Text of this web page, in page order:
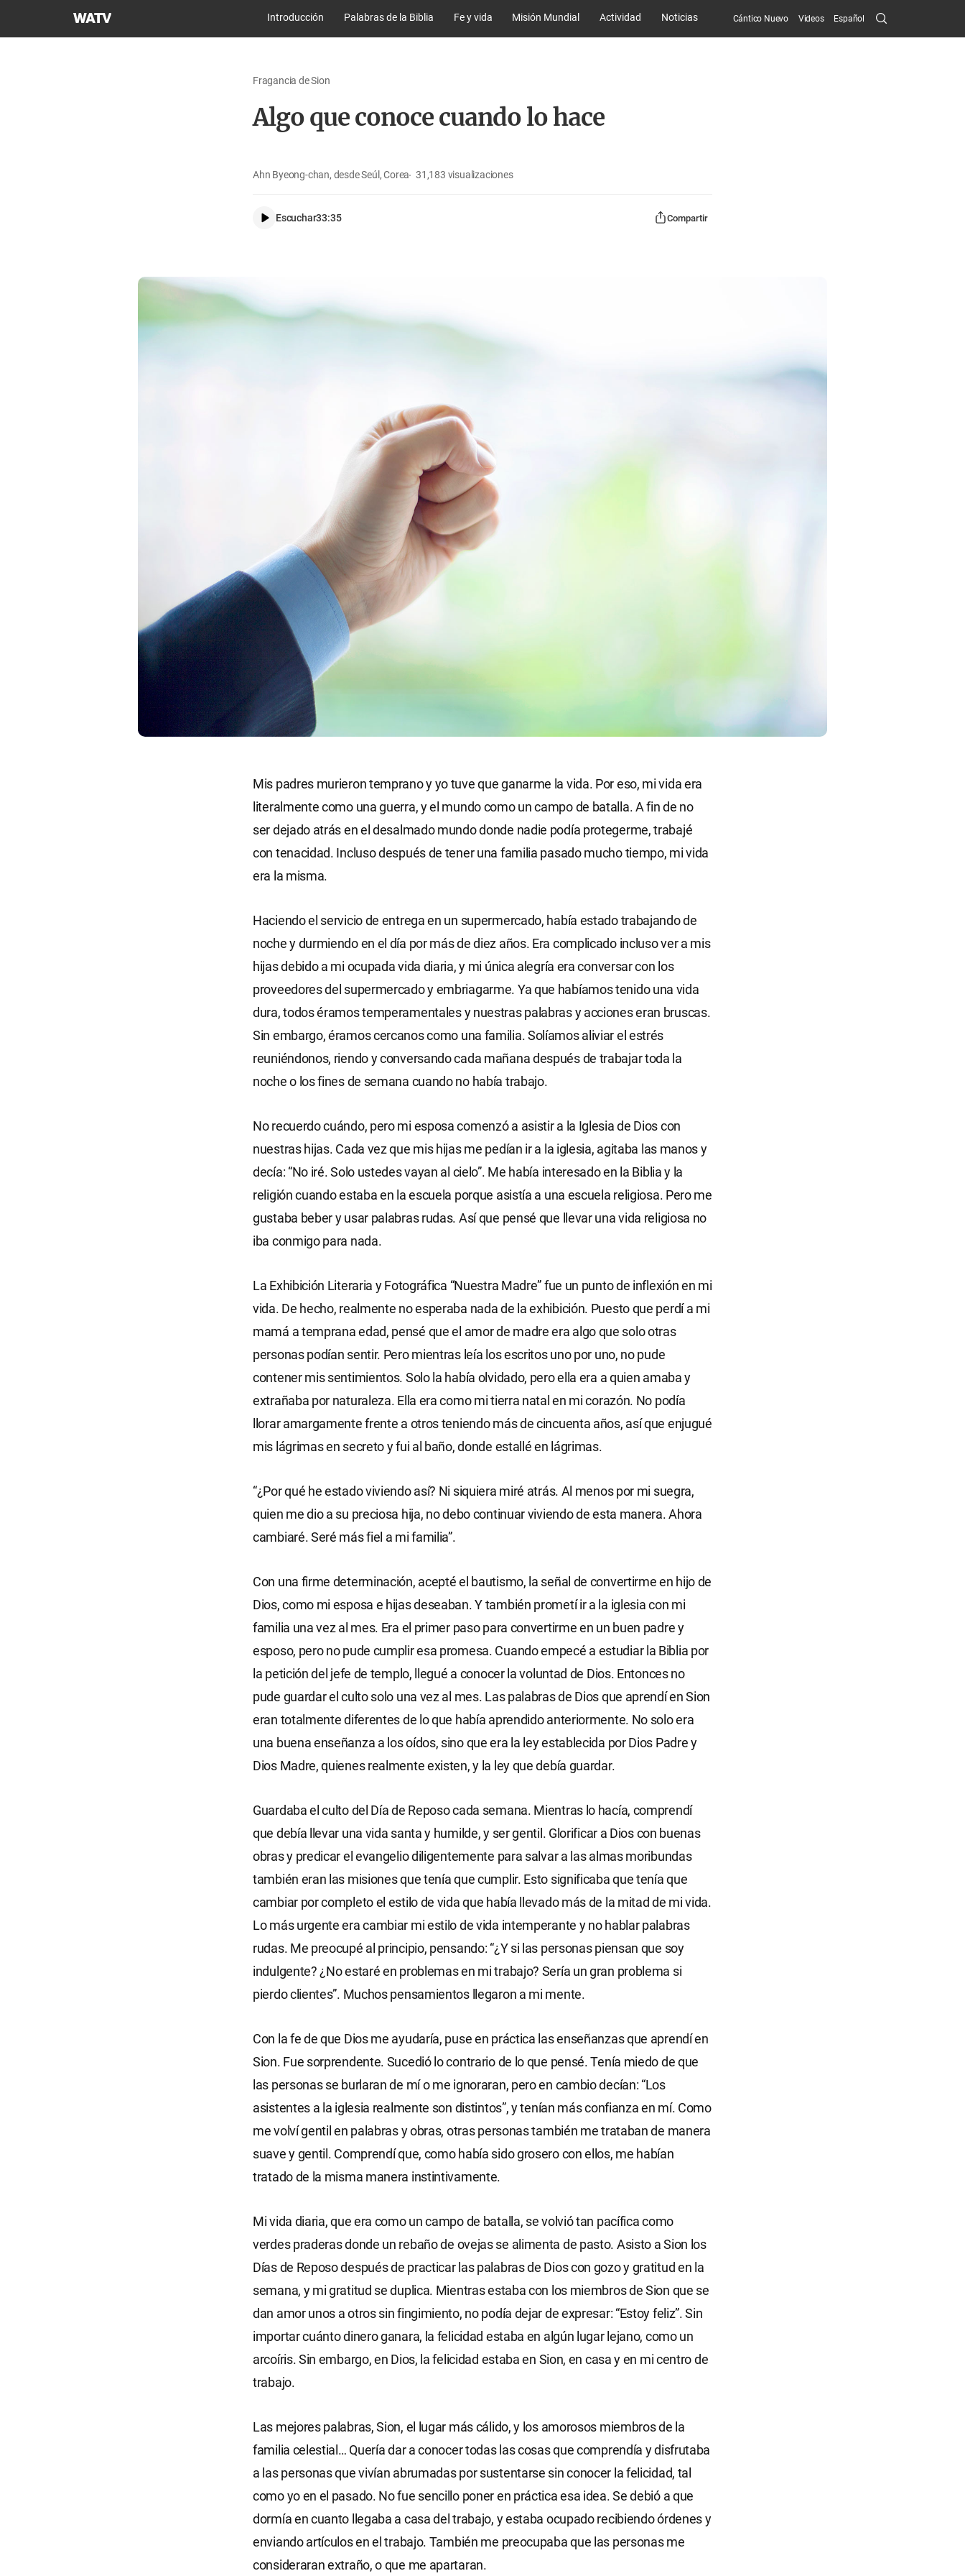
Iglesia
Introducción Palabras de la Biblia Fe y vida Misión Mundial Actividad Noticias Cántico Nuevo Videos Español Search
Submit
Fragancia de Sion
Algo que conoce cuando lo hace
Ahn Byeong-chan, desde Seúl, Corea 31,183 visualizaciones
Escuchar33:35 Compartir
Mis padres murieron temprano y yo tuve que ganarme la vida. Por eso, mi vida era
literalmente como una guerra, y el mundo como un campo de batalla. A fin de no
ser dejado atrás en el desalmado mundo donde nadie podía protegerme, trabajé
con tenacidad. Incluso después de tener una familia pasado mucho tiempo, mi vida
era la misma.
Haciendo el servicio de entrega en un supermercado, había estado trabajando de
noche y durmiendo en el día por más de diez años. Era complicado incluso ver a mis
hijas debido a mi ocupada vida diaria, y mi única alegría era conversar con los
proveedores del supermercado y embriagarme. Ya que habíamos tenido una vida
dura, todos éramos temperamentales y nuestras palabras y acciones eran bruscas.
Sin embargo, éramos cercanos como una familia. Solíamos aliviar el estrés
reuniéndonos, riendo y conversando cada mañana después de trabajar toda la
noche o los fines de semana cuando no había trabajo.
No recuerdo cuándo, pero mi esposa comenzó a asistir a la Iglesia de Dios con
nuestras hijas. Cada vez que mis hijas me pedían ir a la iglesia, agitaba las manos y
decía: “No iré. Solo ustedes vayan al cielo”. Me había interesado en la Biblia y la
religión cuando estaba en la escuela porque asistía a una escuela religiosa. Pero me
gustaba beber y usar palabras rudas. Así que pensé que llevar una vida religiosa no
iba conmigo para nada.
La Exhibición Literaria y Fotográfica “Nuestra Madre” fue un punto de inflexión en mi
vida. De hecho, realmente no esperaba nada de la exhibición. Puesto que perdí a mi
mamá a temprana edad, pensé que el amor de madre era algo que solo otras
personas podían sentir. Pero mientras leía los escritos uno por uno, no pude
contener mis sentimientos. Solo la había olvidado, pero ella era a quien amaba y
extrañaba por naturaleza. Ella era como mi tierra natal en mi corazón. No podía
llorar amargamente frente a otros teniendo más de cincuenta años, así que enjugué
mis lágrimas en secreto y fui al baño, donde estallé en lágrimas.
“¿Por qué he estado viviendo así? Ni siquiera miré atrás. Al menos por mi suegra,
quien me dio a su preciosa hija, no debo continuar viviendo de esta manera. Ahora
cambiaré. Seré más fiel a mi familia”.
Con una firme determinación, acepté el bautismo, la señal de convertirme en hijo de
Dios, como mi esposa e hijas deseaban. Y también prometí ir a la iglesia con mi
familia una vez al mes. Era el primer paso para convertirme en un buen padre y
esposo, pero no pude cumplir esa promesa. Cuando empecé a estudiar la Biblia por
la petición del jefe de templo, llegué a conocer la voluntad de Dios. Entonces no
pude guardar el culto solo una vez al mes. Las palabras de Dios que aprendí en Sion
eran totalmente diferentes de lo que había aprendido anteriormente. No solo era
una buena enseñanza a los oídos, sino que era la ley establecida por Dios Padre y
Dios Madre, quienes realmente existen, y la ley que debía guardar.
Guardaba el culto del Día de Reposo cada semana. Mientras lo hacía, comprendí
que debía llevar una vida santa y humilde, y ser gentil. Glorificar a Dios con buenas
obras y predicar el evangelio diligentemente para salvar a las almas moribundas
también eran las misiones que tenía que cumplir. Esto significaba que tenía que
cambiar por completo el estilo de vida que había llevado más de la mitad de mi vida.
Lo más urgente era cambiar mi estilo de vida intemperante y no hablar palabras
rudas. Me preocupé al principio, pensando: “¿Y si las personas piensan que soy
indulgente? ¿No estaré en problemas en mi trabajo? Sería un gran problema si
pierdo clientes”. Muchos pensamientos llegaron a mi mente.
Con la fe de que Dios me ayudaría, puse en práctica las enseñanzas que aprendí en
Sion. Fue sorprendente. Sucedió lo contrario de lo que pensé. Tenía miedo de que
las personas se burlaran de mí o me ignoraran, pero en cambio decían: “Los
asistentes a la iglesia realmente son distintos”, y tenían más confianza en mí. Como
me volví gentil en palabras y obras, otras personas también me trataban de manera
suave y gentil. Comprendí que, como había sido grosero con ellos, me habían
tratado de la misma manera instintivamente.
Mi vida diaria, que era como un campo de batalla, se volvió tan pacífica como
verdes praderas donde un rebaño de ovejas se alimenta de pasto. Asisto a Sion los
Días de Reposo después de practicar las palabras de Dios con gozo y gratitud en la
semana, y mi gratitud se duplica. Mientras estaba con los miembros de Sion que se
dan amor unos a otros sin fingimiento, no podía dejar de expresar: “Estoy feliz”. Sin
importar cuánto dinero ganara, la felicidad estaba en algún lugar lejano, como un
arcoíris. Sin embargo, en Dios, la felicidad estaba en Sion, en casa y en mi centro de
trabajo.
Las mejores palabras, Sion, el lugar más cálido, y los amorosos miembros de la
familia celestial… Quería dar a conocer todas las cosas que comprendía y disfrutaba
a las personas que vivían abrumadas por sustentarse sin conocer la felicidad, tal
como yo en el pasado. No fue sencillo poner en práctica esa idea. Se debió a que
dormía en cuanto llegaba a casa del trabajo, y estaba ocupado recibiendo órdenes y
enviando artículos en el trabajo. También me preocupaba que las personas me
consideraran extraño, o que me apartaran.